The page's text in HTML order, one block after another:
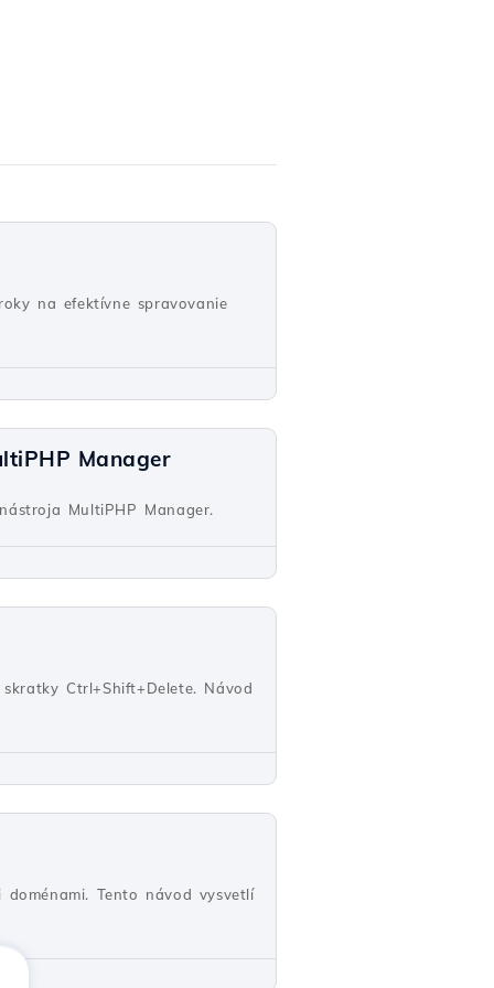
na efektívne spravovanie
Manager
MultiPHP Manager.
Ctrl+Shift+Delete. Návod
doménami. Tento návod vysvetlí